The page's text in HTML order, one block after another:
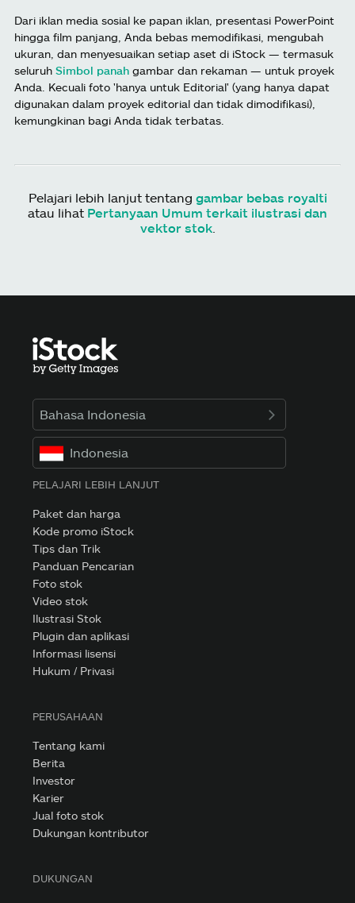
Dari iklan media sosial ke papan iklan, presentasi PowerPoint
hingga film panjang, Anda bebas memodifikasi, mengubah
ukuran, dan menyesuaikan setiap aset di iStock — termasuk
seluruh Simbol panah gambar dan rekaman — untuk proyek
Anda. Kecuali foto 'hanya untuk Editorial' (yang hanya dapat
digunakan dalam proyek editorial dan tidak dimodifikasi),
kemungkinan bagi Anda tidak terbatas.
Pelajari lebih lanjut tentang gambar bebas royalti
atau lihat Pertanyaan Umum terkait ilustrasi dan
vektor stok.
Bahasa Indonesia
Indonesia
PELAJARI LEBIH LANJUT
Paket dan harga
Kode promo iStock
Tips dan Trik
Panduan Pencarian
Foto stok
Video stok
Ilustrasi Stok
Plugin dan aplikasi
Informasi lisensi
Hukum / Privasi
PERUSAHAAN
Tentang kami
Berita
Investor
Karier
Jual foto stok
Dukungan kontributor
DUKUNGAN